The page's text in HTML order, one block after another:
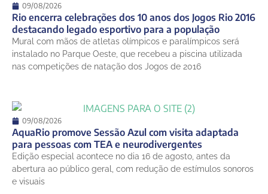
15 de agosto
Sábado 21°
16 de agosto
Domingo 31° 21°
09/08/2026
Rio encerra celebrações dos 10 anos dos Jogos Rio 2016
destacando legado esportivo para a população
Mural com mãos de atletas olímpicos e paralímpicos será
instalado no Parque Oeste, que recebeu a piscina utilizada
nas competições de natação dos Jogos de 2016
09/08/2026
AquaRio promove Sessão Azul com visita adaptada
para pessoas com TEA e neurodivergentes
Edição especial acontece no dia 16 de agosto, antes da
abertura ao público geral, com redução de estímulos sonoros
e visuais